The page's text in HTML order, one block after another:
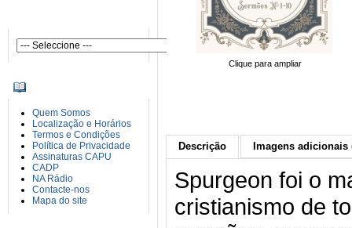
Quem Somos
Localização e Horários
Termos e Condições
Política de Privacidade
Assinaturas CAPU
CADP
NA Rádio
Contacte-nos
Mapa do site
Clique para ampliar
Descrição Imagens adicionais
Spurgeon foi o
cristianismo de